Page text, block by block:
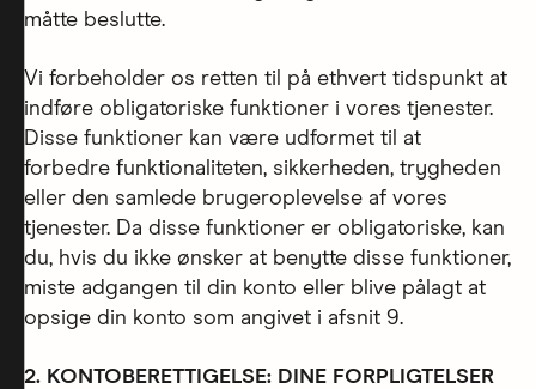
måtte beslutte.
Vi forbeholder os retten til på ethvert tidspunkt at
indføre obligatoriske funktioner i vores tjenester.
Disse funktioner kan være udformet til at
forbedre funktionaliteten, sikkerheden, trygheden
eller den samlede brugeroplevelse af vores
tjenester. Da disse funktioner er obligatoriske, kan
du, hvis du ikke ønsker at benytte disse funktioner,
miste adgangen til din konto eller blive pålagt at
opsige din konto som angivet i afsnit 9.
2. KONTOBERETTIGELSE: DINE FORPLIGTELSER